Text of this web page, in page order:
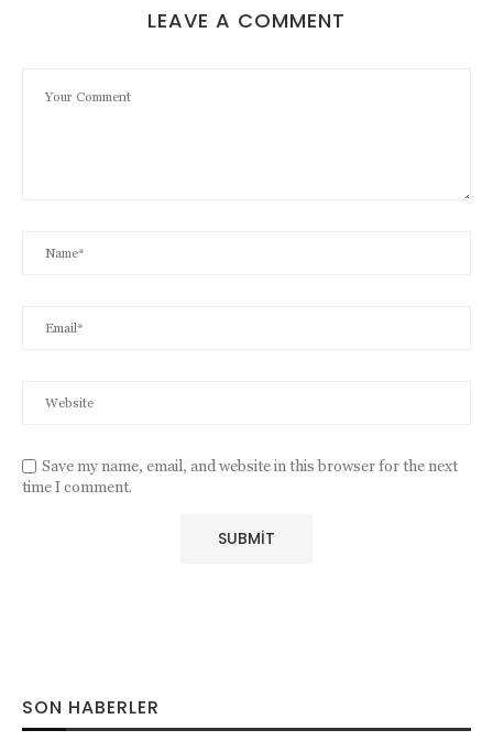
LEAVE A COMMENT
Save my name, email, and website in this browser for the next
time I comment.
SON HABERLER